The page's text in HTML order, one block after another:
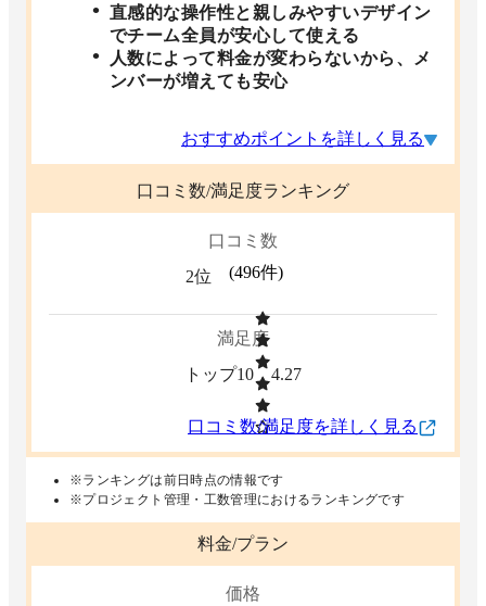
直感的な操作性と親しみやすいデザイン
でチーム全員が安心して使える
人数によって料金が変わらないから、メ
ンバーが増えても安心
おすすめポイントを詳しく見る
口コミ数/満足度ランキング
口コミ数
2位
(496件)
満足度
トップ10
4.27
口コミ数/満足度を詳しく見る
※ランキングは前日時点の情報です
※プロジェクト管理・工数管理におけるランキングです
料金/プラン
価格